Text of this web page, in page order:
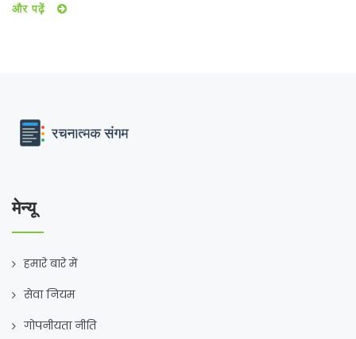
और पढ़ें
मेन्यू
हमारे बारे में
सेवा नियम
गोपनीयता नीति